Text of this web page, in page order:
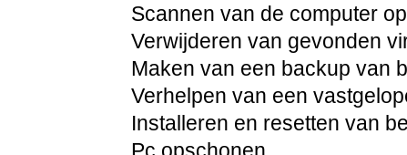
Scannen van de computer
Verwijderen van gevonden
Maken van een backup van
Verhelpen van een
Installeren en resetten van